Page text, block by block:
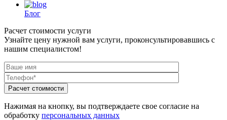
Блог
Расчет стоимости услуги
Узнайте цену нужной вам услуги, проконсультировавшись с
нашим специалистом!
Нажимая на кнопку, вы подтверждаете свое согласие на
обработку персональных данных